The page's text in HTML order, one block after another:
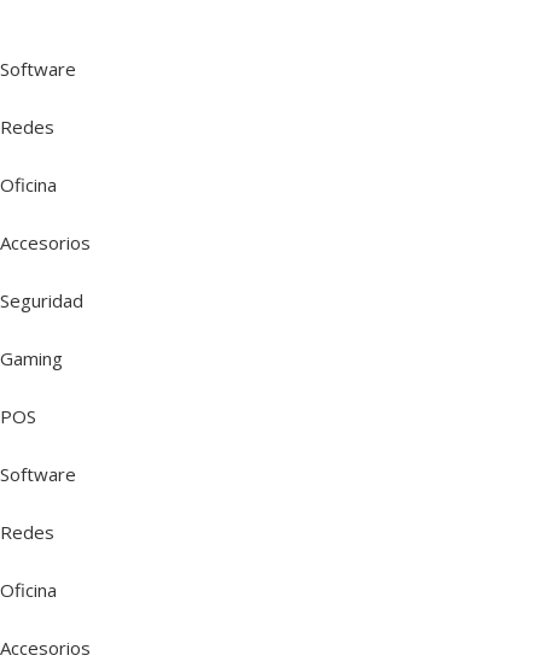
Software
Redes
Oficina
Accesorios
Seguridad
Gaming
POS
Software
Redes
Oficina
Accesorios